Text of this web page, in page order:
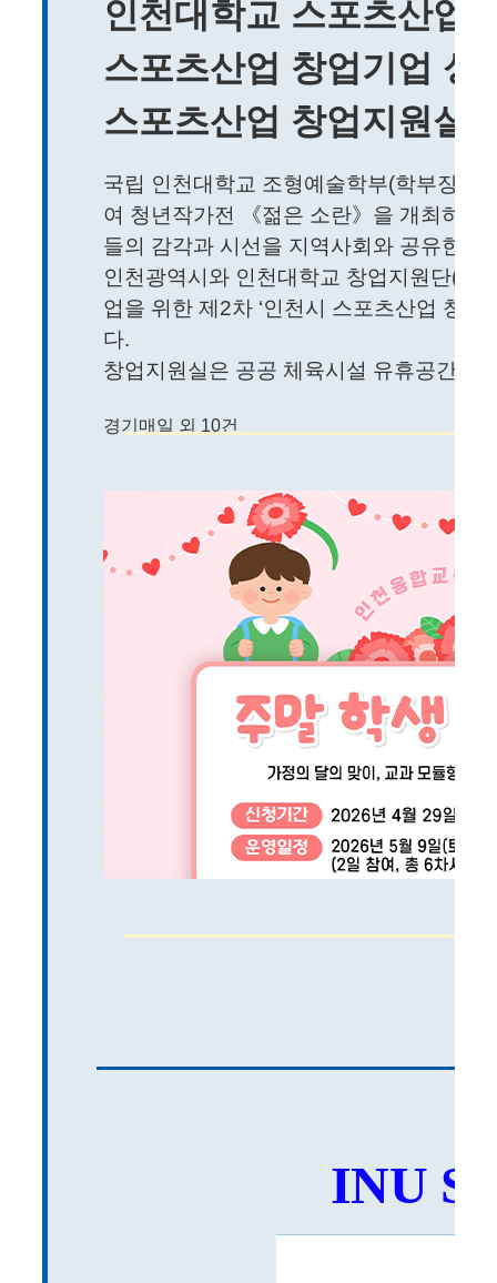
인천대학교 스포츠산업
스포츠산업 창업기업 성
스포츠산업 창업지원실
국립 인천대학교 조형예술학부(학부장 장
여 청년작가전 《젊은 소란》을 개최하고
들의 감각과 시선을 지역사회와 공유한다.
인천광역시와 인천대학교 창업지원단(단
업을 위한 제2차 ‘인천시 스포츠산업 창업
다.
창업지원실은 공공 체육시설 유휴공간을
경기매일 외 10건
INU